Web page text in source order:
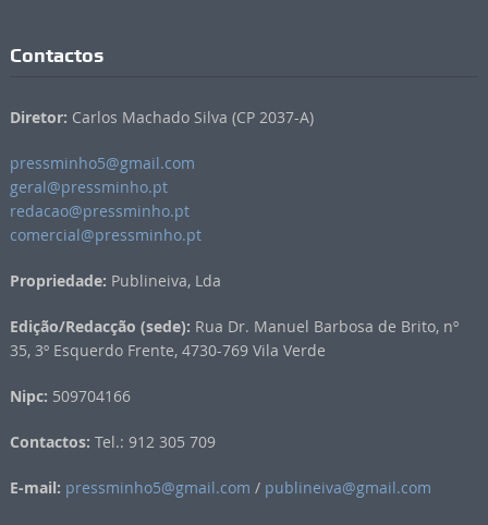
Contactos
Diretor: Carlos Machado Silva (CP 2037-A)
pressminho5@gmail.com
geral@pressminho.pt
redacao@pressminho.pt
comercial@pressminho.pt
Propriedade: Publineiva, Lda
Edição/Redacção (sede): Rua Dr. Manuel Barbosa de Brito, nº
35, 3º Esquerdo Frente, 4730-769 Vila Verde
Nipc: 509704166
Contactos: Tel.: 912 305 709
E-mail: pressminho5@gmail.com / publineiva@gmail.com